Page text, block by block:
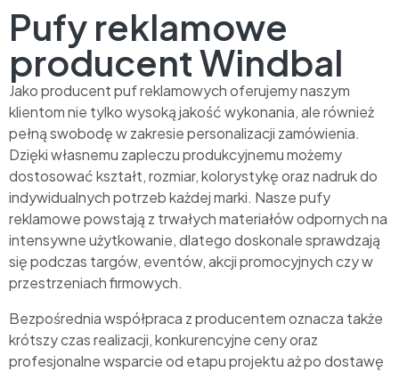
Pufy reklamowe
producent Windbal
Jako producent puf reklamowych oferujemy naszym
klientom nie tylko wysoką jakość wykonania, ale również
pełną swobodę w zakresie personalizacji zamówienia.
Dzięki własnemu zapleczu produkcyjnemu możemy
dostosować kształt, rozmiar, kolorystykę oraz nadruk do
indywidualnych potrzeb każdej marki. Nasze pufy
reklamowe powstają z trwałych materiałów odpornych na
intensywne użytkowanie, dlatego doskonale sprawdzają
się podczas targów, eventów, akcji promocyjnych czy w
przestrzeniach firmowych.
Bezpośrednia współpraca z producentem oznacza także
krótszy czas realizacji, konkurencyjne ceny oraz
profesjonalne wsparcie od etapu projektu aż po dostawę